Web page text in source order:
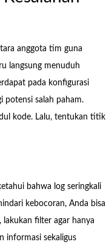
anggota tim guna
langsung menuduh
pada konfigurasi
potensi salah paham.
kode. Lalu, tentukan titik
bahwa log seringkali
kebocoran, Anda bisa
filter agar hanya
informasi sekaligus